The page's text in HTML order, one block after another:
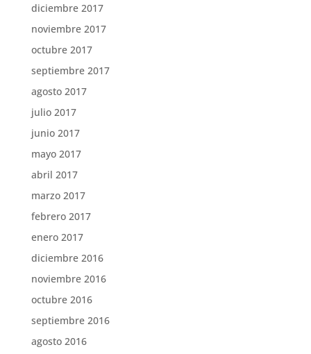
diciembre 2017
noviembre 2017
octubre 2017
septiembre 2017
agosto 2017
julio 2017
junio 2017
mayo 2017
abril 2017
marzo 2017
febrero 2017
enero 2017
diciembre 2016
noviembre 2016
octubre 2016
septiembre 2016
agosto 2016